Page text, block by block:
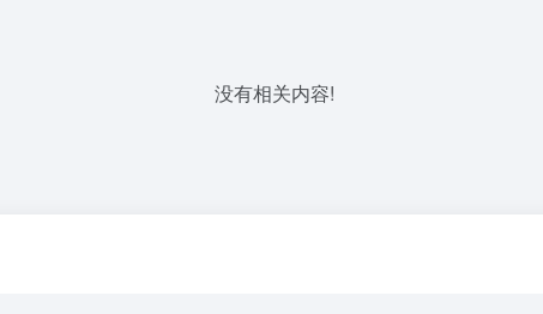
没有相关内容!